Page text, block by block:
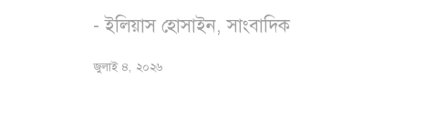
- ইলিয়াস হোসাইন, সাংবাদিক
জুলাই ৪, ২০২৬